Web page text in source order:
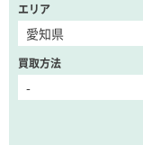
エリア
買取方法